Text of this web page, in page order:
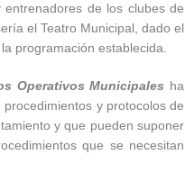
de los clubes de
el Teatro Municipal, dado el
programación establecida.
Operativos Municipales ha
y protocolos de
y que pueden suponer
que se necesitan